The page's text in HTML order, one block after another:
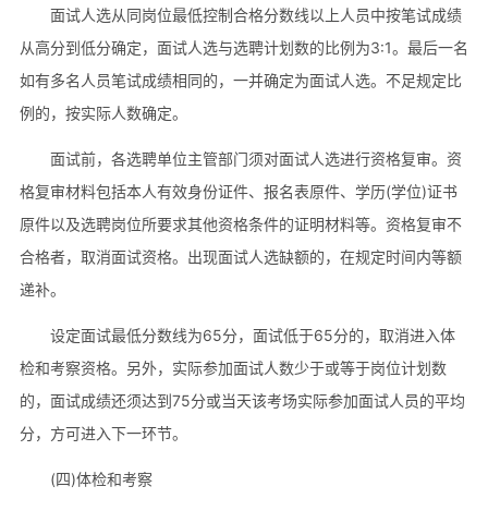
面试人选从同岗位最低控制合格分数线以上人员中按笔试成绩
从高分到低分确定，面试人选与选聘计划数的比例为3:1。最后一名
如有多名人员笔试成绩相同的，一并确定为面试人选。不足规定比
例的，按实际人数确定。
面试前，各选聘单位主管部门须对面试人选进行资格复审。资
格复审材料包括本人有效身份证件、报名表原件、学历(学位)证书
原件以及选聘岗位所要求其他资格条件的证明材料等。资格复审不
合格者，取消面试资格。出现面试人选缺额的，在规定时间内等额
递补。
设定面试最低分数线为65分，面试低于65分的，取消进入体
检和考察资格。另外，实际参加面试人数少于或等于岗位计划数
的，面试成绩还须达到75分或当天该考场实际参加面试人员的平均
分，方可进入下一环节。
(四)体检和考察